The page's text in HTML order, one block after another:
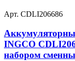
Арт. CDLI206686
INGCO
набором